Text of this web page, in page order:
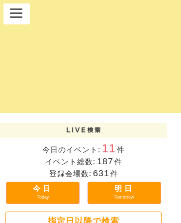
今日のイベント: 11 件
イベント総数: 187 件
登録会場数: 631 件
今日
Today
明日
Tomorrow
指定日以降で検索